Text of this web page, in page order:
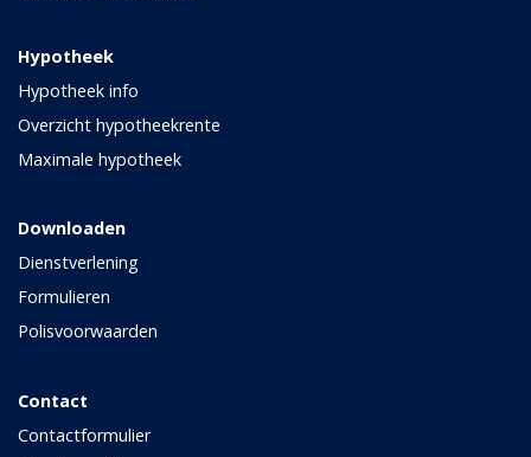
Hypotheek
Hypotheek info
Overzicht hypotheekrente
Maximale hypotheek
Downloaden
Dienstverlening
Formulieren
Polisvoorwaarden
Contact
Contactformulier